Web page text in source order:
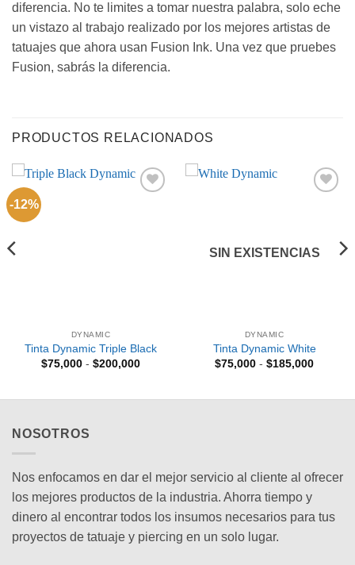
diferencia. No te limites a tomar nuestra palabra, solo eche
un vistazo al trabajo realizado por los mejores artistas de
tatuajes que ahora usan Fusion Ink. Una vez que pruebes
Fusion, sabrás la diferencia.
PRODUCTOS RELACIONADOS
-12%
DYNAMIC
Tinta Dynamic Triple Black
$75,000 - $200,000Rango
SIN EXISTENCIAS
DYNAMIC
Tinta Dynamic White
$75,000 - $185,000Rango
NOSOTROS
Nos enfocamos en dar el mejor servicio al cliente al ofrecer
los mejores productos de la industria. Ahorra tiempo y
dinero al encontrar todos los insumos necesarios para tus
proyectos de tatuaje y piercing en un solo lugar.